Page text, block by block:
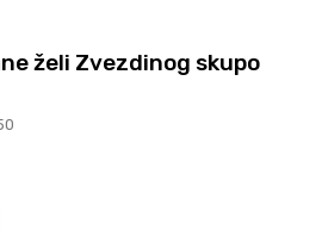
želi Zvezdinog skupo